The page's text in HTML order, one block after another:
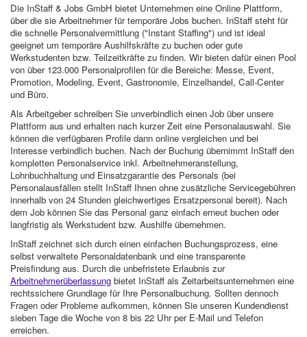
Die InStaff & Jobs GmbH bietet Unternehmen eine Online Plattform,
über die sie Arbeitnehmer für temporäre Jobs buchen. InStaff steht für
die schnelle Personalvermittlung ("Instant Staffing") und ist ideal
geeignet um temporäre Aushilfskräfte zu buchen oder gute
Werkstudenten bzw. Teilzeitkräfte zu finden. Wir bieten dafür einen Pool
von über 123.000 Personalprofilen für die Bereiche: Messe, Event,
Promotion, Modeling, Event, Gastronomie, Einzelhandel, Call-Center
und Büro.
Als Arbeitgeber schreiben Sie unverbindlich einen Job über unsere
Plattform aus und erhalten nach kurzer Zeit eine Personalauswahl. Sie
können die verfügbaren Profile dann online vergleichen und bei
Interesse verbindlich buchen. Nach der Buchung übernimmt InStaff den
kompletten Personalservice inkl. Arbeitnehmeranstellung,
Lohnbuchhaltung und Einsatzgarantie des Personals (bei
Personalausfällen stellt InStaff Ihnen ohne zusätzliche Servicegebühren
innerhalb von 24 Stunden gleichwertiges Ersatzpersonal bereit). Nach
dem Job können Sie das Personal ganz einfach erneut buchen oder
langfristig als Werkstudent bzw. Aushilfe übernehmen.
InStaff zeichnet sich durch einen einfachen Buchungsprozess, eine
selbst verwaltete Personaldatenbank und eine transparente
Preisfindung aus. Durch die unbefristete Erlaubnis zur
Arbeitnehmerüberlassung bietet InStaff als Zeitarbeitsunternehmen eine
rechtssichere Grundlage für Ihre Personalbuchung. Sollten dennoch
Fragen oder Probleme aufkommen, können Sie unseren Kundendienst
sieben Tage die Woche von 8 bis 22 Uhr per E-Mail und Telefon
erreichen.